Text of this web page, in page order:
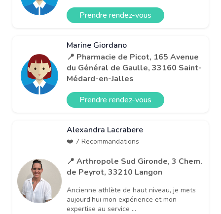
Prendre rendez-vous
Marine Giordano
📍 Pharmacie de Picot, 165 Avenue
du Général de Gaulle, 33160 Saint-
Médard-en-Jalles
Prendre rendez-vous
Alexandra Lacrabere
❤️ 7 Recommandations
📍 Arthropole Sud Gironde, 3 Chem.
de Peyrot, 33210 Langon
Ancienne athlète de haut niveau, je mets
aujourd’hui mon expérience et mon
expertise au service ...